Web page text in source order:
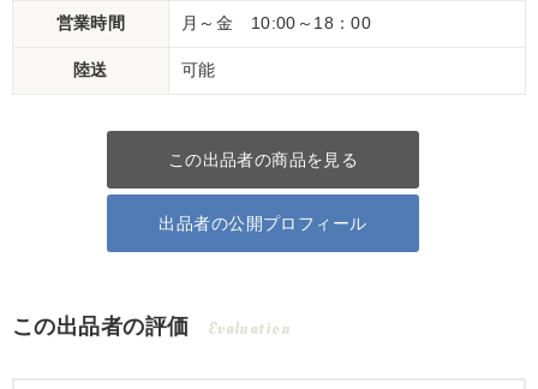
営業時間 月～金 10:00～18：00
陸送 可能
この出品者の商品を見る
出品者の公開プロフィール
この出品者の評価 Evaluation